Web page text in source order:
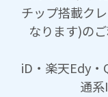
チップ搭載ク
なります)の
iD・楽天Edy
通